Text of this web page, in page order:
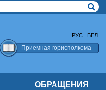
РУС БЕЛ
Приемная горисполкома
ОБРАЩЕНИЯ